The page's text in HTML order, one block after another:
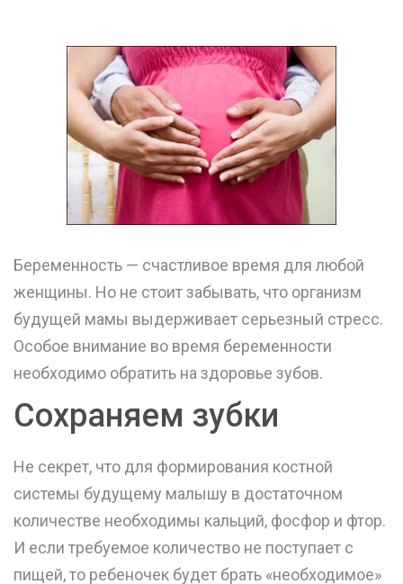
Беременность — счастливое время для любой
женщины. Но не стоит забывать, что организм
будущей мамы выдерживает серьезный стресс.
Особое внимание во время беременности
необходимо обратить на здоровье зубов.
Сохраняем зубки
Не секрет, что для формирования костной
системы будущему малышу в достаточном
количестве необходимы кальций, фосфор и фтор.
И если требуемое количество не поступает с
пищей, то ребеночек будет брать «необходимое»